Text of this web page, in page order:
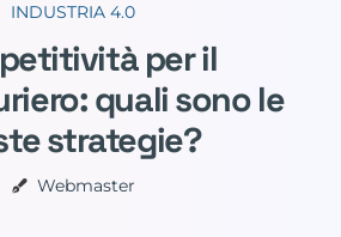
INDUSTRIA 4.0
per il
quali sono le
strategie?
Webmaster